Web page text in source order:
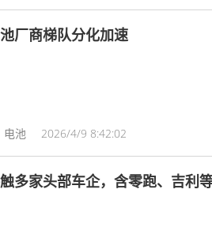
厂商梯队分化加速
2026/4/9 8:42:02
电池
多家头部车企，含零跑、吉利